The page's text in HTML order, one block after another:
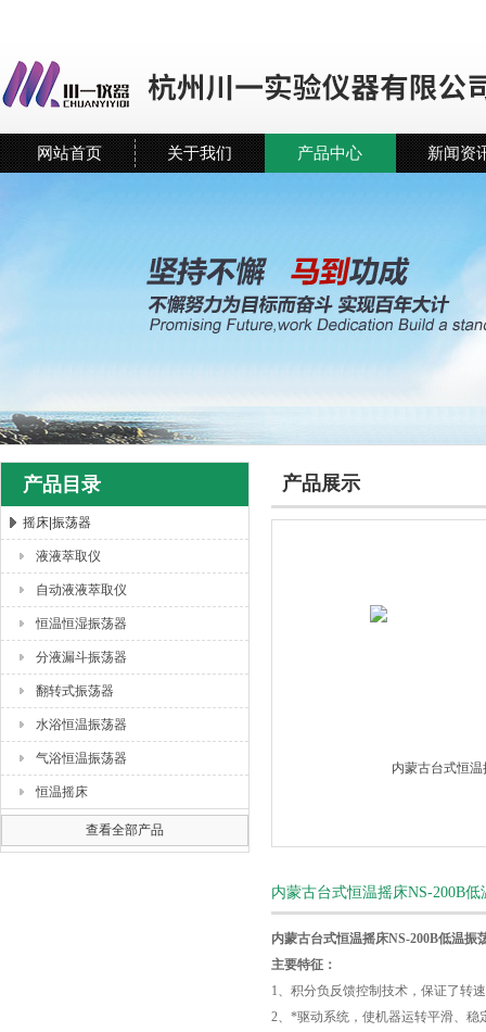
杭州川一实验仪器有限公司
网站首页 关于我们 产品中心 新闻资
产品目录
摇床|振荡器
液液萃取仪
自动液液萃取仪
恒温恒湿振荡器
分液漏斗振荡器
翻转式振荡器
水浴恒温振荡器
气浴恒温振荡器
恒温摇床
查看全部产品
产品展示
内蒙古台式恒温摇床NS-200B
内蒙古台式恒温摇床NS-200B低温振
主要特征：
1、积分负反馈控制技术，保证了转
2、*驱动系统，使机器运转平滑、稳